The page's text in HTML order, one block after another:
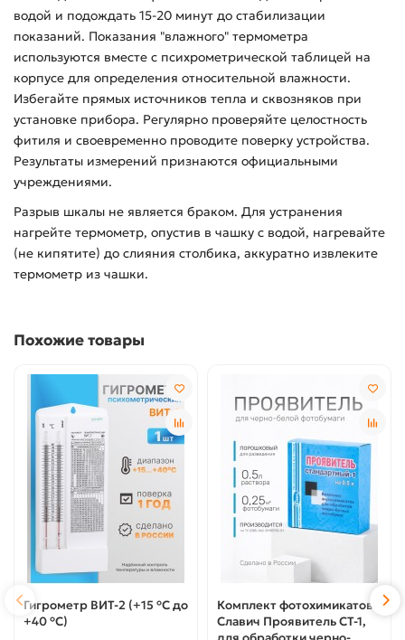
водой и подождать 15-20 минут до стабилизации
показаний. Показания "влажного" термометра
используются вместе с психрометрической таблицей на
корпусе для определения относительной влажности.
Избегайте прямых источников тепла и сквозняков при
установке прибора. Регулярно проверяйте целостность
фитиля и своевременно проводите поверку устройства.
Результаты измерений признаются официальными
учреждениями.
Разрыв шкалы не является браком. Для устранения
нагрейте термометр, опустив в чашку с водой, нагревайте
(не кипятите) до слияния столбика, аккуратно извлеките
термометр из чашки.
Похожие товары
Гигрометр ВИТ-2 (+15 °C до
+40 °C)
Комплект фотохимикатов
Славич Проявитель СТ-1,